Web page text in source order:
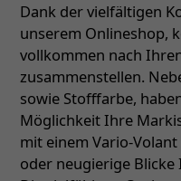
Dank der vielfältigen
unserem Onlineshop,
vollkommen nach
zusammenstellen.
sowie Stofffarbe,
Möglichkeit Ihre
mit einem Vario-
oder neugierige